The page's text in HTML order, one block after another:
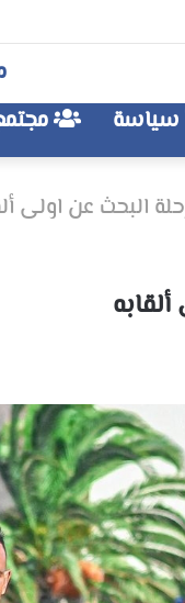
سياسة
البحث عن اولى